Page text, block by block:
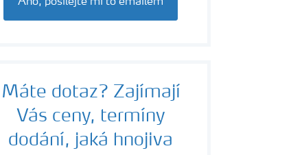
Máte dotaz? Zajímají
Vás ceny, termíny
dodání, jaká hnojiva